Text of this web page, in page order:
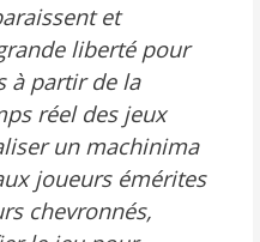
et
liberté pour
à partir de la
réel des jeux
un machinima
joueurs émérites
chevronnés,